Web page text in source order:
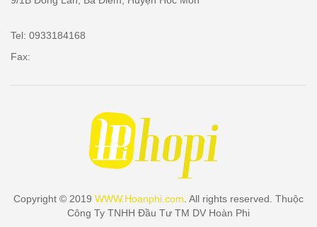
Tel: 0933184168
Fax:
Copyright © 2019 WWW.Hoanphi.com . All rights reserved. Thuộc
Công Ty TNHH Đầu Tư TM DV Hoàn Phi